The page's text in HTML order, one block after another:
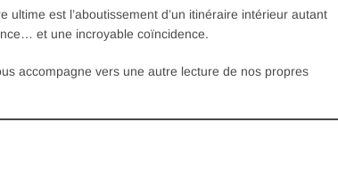
est l’aboutissement d’un itinéraire intérieur autant
et une incroyable coïncidence.
accompagne vers une autre lecture de nos propres